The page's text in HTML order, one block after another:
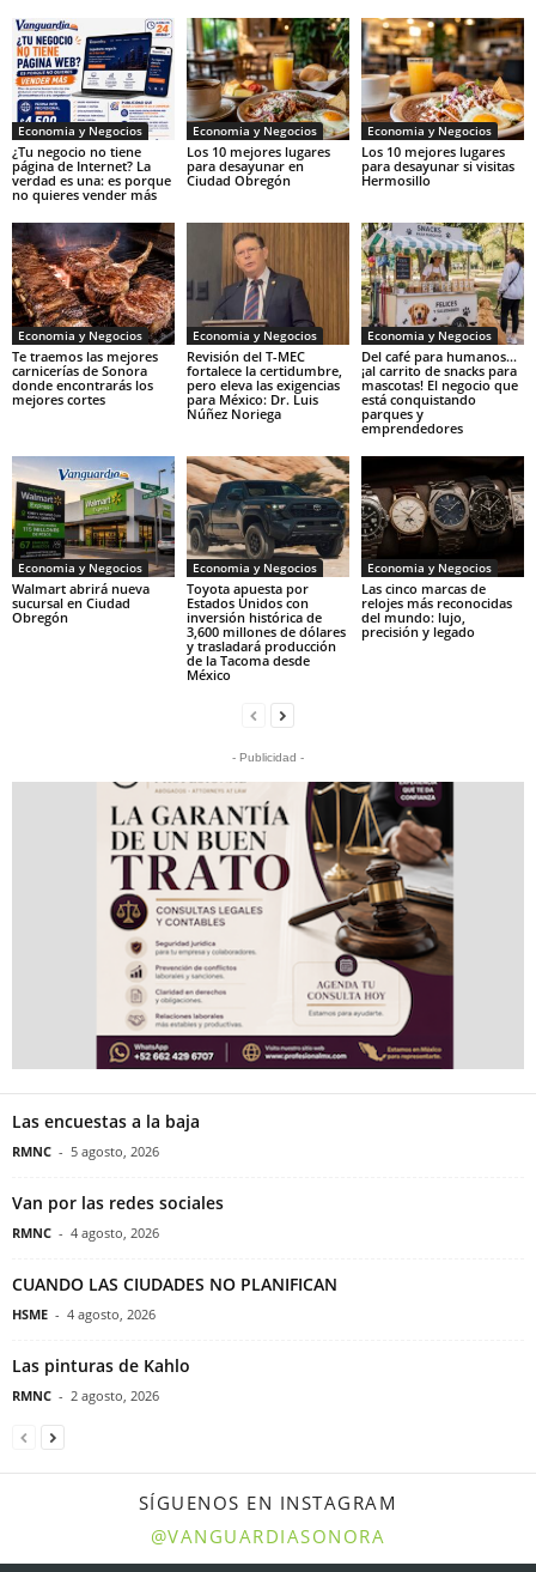
Economia y Negocios
¿Tu negocio no tiene
página de Internet? La
verdad es una: es porque
no quieres vender más
Economia y Negocios
Los 10 mejores lugares
para desayunar en
Ciudad Obregón
Economia y Negocios
Los 10 mejores lugares
para desayunar si visitas
Hermosillo
Economia y Negocios
Te traemos las mejores
carnicerías de Sonora
donde encontrarás los
mejores cortes
Economia y Negocios
Revisión del T-MEC
fortalece la certidumbre,
pero eleva las exigencias
para México: Dr. Luis
Núñez Noriega
Economia y Negocios
Del café para humanos…
¡al carrito de snacks para
mascotas! El negocio que
está conquistando
parques y
emprendedores
Economia y Negocios
Walmart abrirá nueva
sucursal en Ciudad
Obregón
Economia y Negocios
Toyota apuesta por
Estados Unidos con
inversión histórica de
3,600 millones de dólares
y trasladará producción
de la Tacoma desde
México
Economia y Negocios
Las cinco marcas de
relojes más reconocidas
del mundo: lujo,
precisión y legado
- Publicidad -
Las encuestas a la baja
RMNC - 5 agosto, 2026
Van por las redes sociales
RMNC - 4 agosto, 2026
CUANDO LAS CIUDADES NO PLANIFICAN
HSME - 4 agosto, 2026
Las pinturas de Kahlo
RMNC - 2 agosto, 2026
SÍGUENOS EN INSTAGRAM
@VANGUARDIASONORA